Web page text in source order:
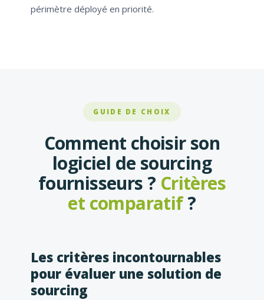
périmètre déployé en priorité.
GUIDE DE CHOIX
Comment choisir son
logiciel de sourcing
fournisseurs ? Critères
et comparatif?
Les critères incontournables
pour évaluer une solution de
sourcing